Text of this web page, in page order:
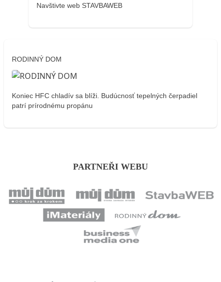
Navštivte web STAVBAWEB
RODINNÝ DOM
Koniec HFC chladív sa blíži. Budúcnosť tepelných čerpadiel
patrí prírodnému propánu
PARTNEŘI WEBU